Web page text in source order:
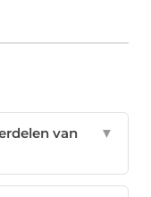
van
▼